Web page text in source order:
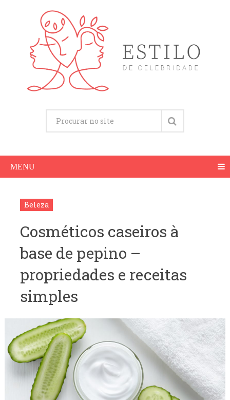
MENU
Beleza
Cosméticos caseiros à
base de pepino –
propriedades e receitas
simples